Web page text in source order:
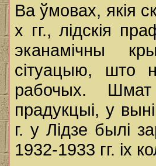
Ва ўмовах, якія
х гг., лідскія
эканамічны
сітуацыю, што
рабочых.
прадукцыі, у
г. у Лiдзе былі
1932-1933 гг. іх